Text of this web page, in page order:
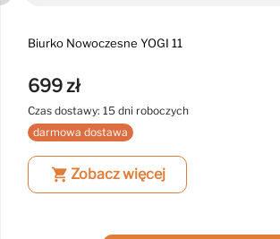
Biurko Nowoczesne YOGI 11
699 zł
Czas dostawy: 15 dni roboczych
darmowa dostawa
shopping_cart Zobacz więcej